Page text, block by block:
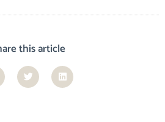
this article